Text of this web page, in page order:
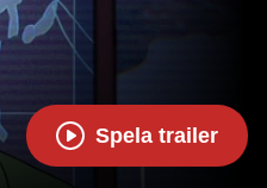
Spela trailer